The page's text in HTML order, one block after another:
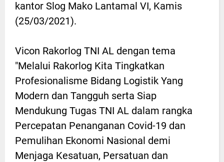
kantor Slog Mako Lantamal VI, Kamis
(25/03/2021).
Vicon Rakorlog TNI AL dengan tema
"Melalui Rakorlog Kita Tingkatkan
Profesionalisme Bidang Logistik Yang
Modern dan Tangguh serta Siap
Mendukung Tugas TNI AL dalam rangka
Percepatan Penanganan Covid-19 dan
Pemulihan Ekonomi Nasional demi
Menjaga Kesatuan, Persatuan dan